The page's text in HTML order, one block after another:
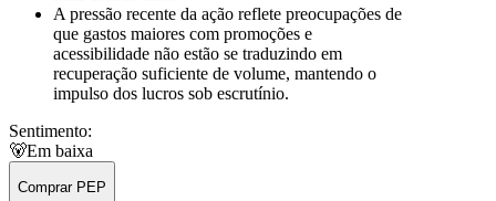
A pressão recente da ação reflete preocupações de
que gastos maiores com promoções e
acessibilidade não estão se traduzindo em
recuperação suficiente de volume, mantendo o
impulso dos lucros sob escrutínio.
Sentimento:
🐻Em baixa
Comprar PEP